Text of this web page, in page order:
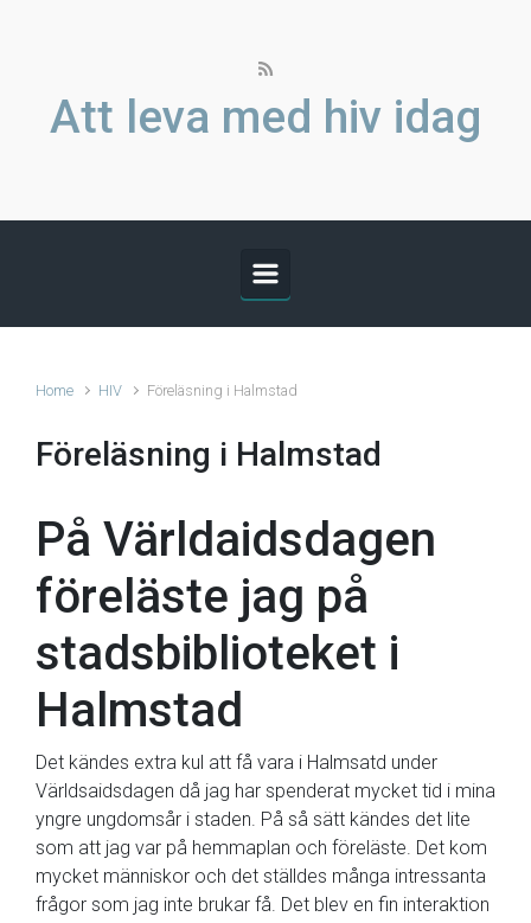
Att leva med hiv idag
Home HIV Föreläsning i Halmstad
Föreläsning i Halmstad
På Världaidsdagen
föreläste jag på
stadsbiblioteket i
Halmstad
Det kändes extra kul att få vara i Halmsatd under
Världsaidsdagen då jag har spenderat mycket tid i mina
yngre ungdomsår i staden. På så sätt kändes det lite
som att jag var på hemmaplan och föreläste. Det kom
mycket människor och det ställdes många intressanta
frågor som jag inte brukar få. Det blev en fin interaktion